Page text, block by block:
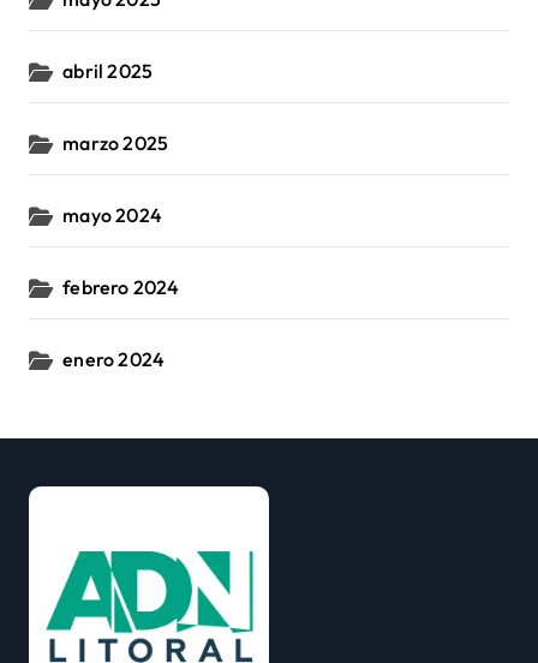
abril 2025
marzo 2025
mayo 2024
febrero 2024
enero 2024